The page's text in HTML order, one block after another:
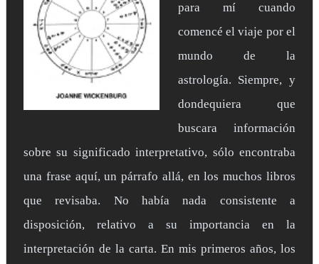
para mí cuando
comencé el viaje por el
mundo de la
astrología. Siempre, y
dondequiera que
buscara información
sobre su significado interpretativo, sólo encontraba
una frase aquí, un párrafo allá, en los muchos libros
que revisaba. No había nada consistente a
disposición, relativo a su importancia en la
interpretación de la carta. En mis primeros años, los